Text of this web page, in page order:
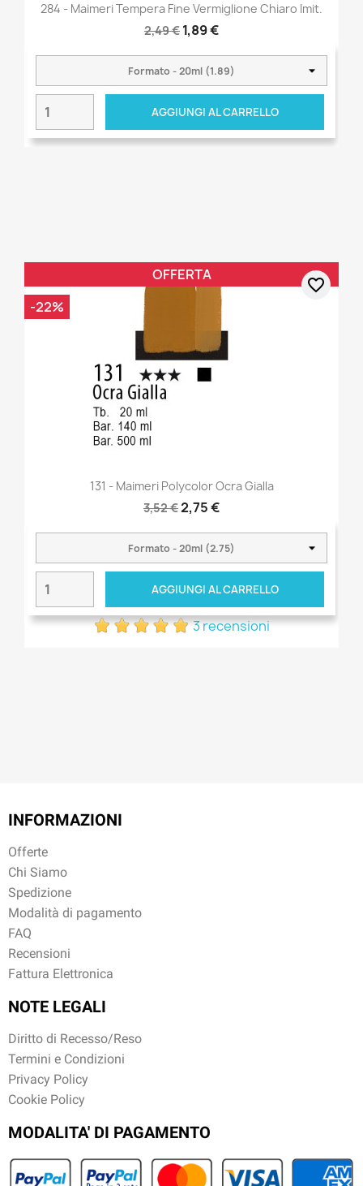
284 - Maimeri Tempera Fine Vermiglione Chiaro Imit.
2,49 € 1,89 €
AGGIUNGI AL CARRELLO
131 - Maimeri Polycolor Ocra Gialla
3,52 €2,75 €
AGGIUNGI AL CARRELLO
3 recensioni
OFFERTA
-22%
favorite_border
INFORMAZIONI
Offerte
Chi Siamo
Spedizione
Modalità di pagamento
FAQ
Recensioni
Fattura Elettronica
NOTE LEGALI
Diritto di Recesso/Reso
Termini e Condizioni
Privacy Policy
Cookie Policy
MODALITA' DI PAGAMENTO